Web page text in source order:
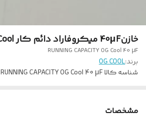
خازن40µF میکروفاراد دائم کار OG Cool
RUNNING CAPACITY OG Cool 40 µF
برند:OG COOL
شناسه کالاRUNNING CAPACITY OG Cool 40 µF
مشخصات